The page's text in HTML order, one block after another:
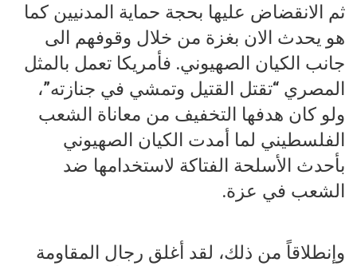
ثم الانقضاض عليها بحجة حماية المدنيين كما
هو يحدث الان بغزة من خلال وقوفهم الى
جانب الكيان الصهيوني. فأمريكا تعمل بالمثل
المصري “تقتل القتيل وتمشي في جنازته”،
ولو كان هدفها التخفيف من معاناة الشعب
الفلسطيني لما أمدت الكيان الصهيوني
بأحدث الأسلحة الفتاكة لاستخدامها ضد
الشعب في عزة.
وإنطلاقاً من ذلك، لقد أغلق رجال المقاومة